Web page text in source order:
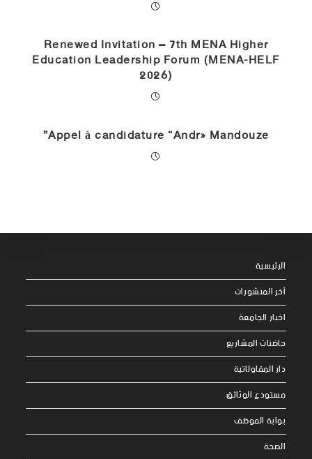
Renewed Invitation – 7th MENA Higher
Education Leadership Forum (MENA-HELF
2026)
Appel à candidature “André Mandouze”
الرئيسية
آخر المنشورات
اخبار الجامعة
حاضنات المشاريع
دار المقاولاتية
مستودع الوثائق
بوابة الموظف
الصحة